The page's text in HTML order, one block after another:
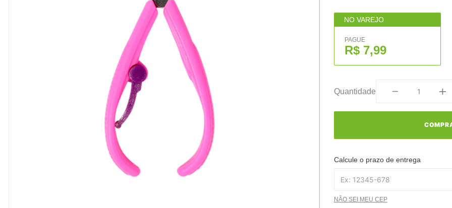
NO VAREJO
PAGUE
R$ 7,99
Quantidade
Calcule o prazo de entrega
NÃO SEI MEU CEP